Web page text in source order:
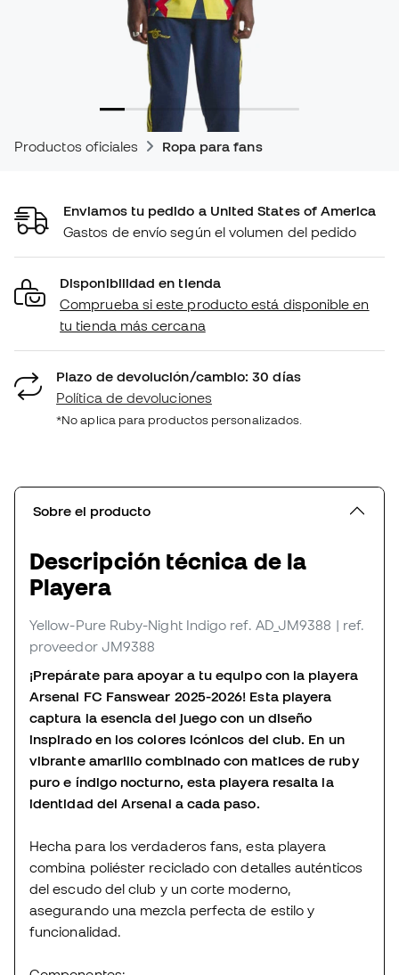
Productos oficiales Ropa para fans
Enviamos tu pedido a United States of America
Gastos de envío según el volumen del pedido
Disponibilidad en tienda
Comprueba si este producto está disponible en
tu tienda más cercana
Plazo de devolución/cambio: 30 días
Política de devoluciones
*No aplica para productos personalizados.
Sobre el producto
Descripción técnica de la
Playera
Yellow-Pure Ruby-Night Indigo ref. AD_JM9388 | ref.
proveedor JM9388
¡Prepárate para apoyar a tu equipo con la playera
Arsenal FC Fanswear 2025-2026! Esta playera
captura la esencia del juego con un diseño
inspirado en los colores icónicos del club. En un
vibrante amarillo combinado con matices de ruby
puro e índigo nocturno, esta playera resalta la
identidad del Arsenal a cada paso.
Hecha para los verdaderos fans, esta playera
combina poliéster reciclado con detalles auténticos
del escudo del club y un corte moderno,
asegurando una mezcla perfecta de estilo y
funcionalidad.